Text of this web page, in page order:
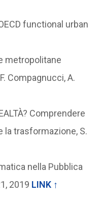
functional urban
metropolitane
Compagnucci, A.
Comprendere
la trasformazione, S.
nella Pubblica
2019 LINK ↑